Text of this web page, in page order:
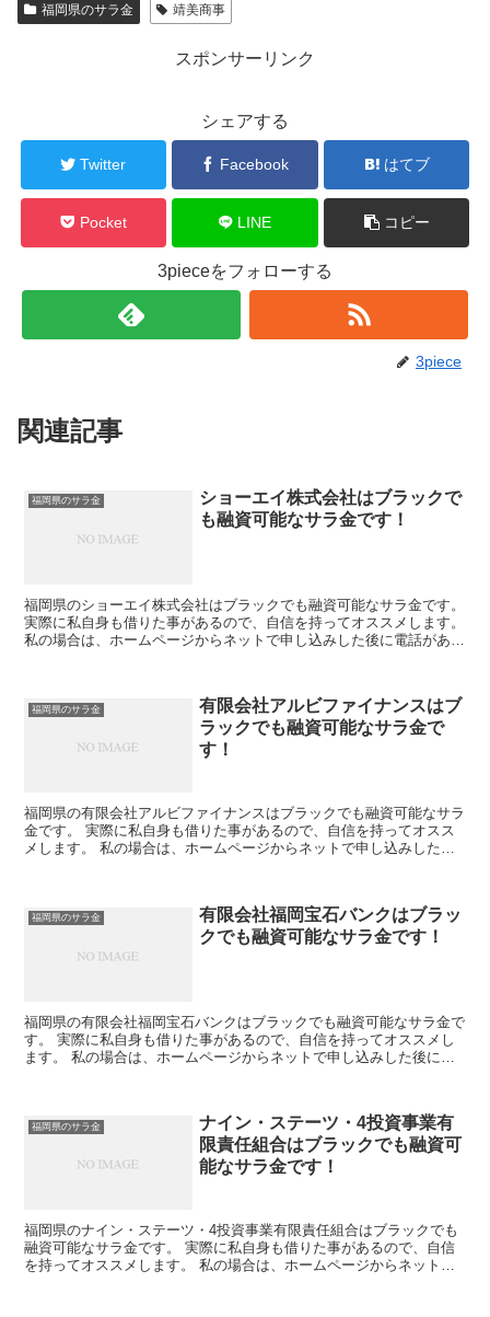
福岡県のサラ金 靖美商事
スポンサーリンク
シェアする
Twitter Facebook はてブ
Pocket LINE コピー
3pieceをフォローする
3piece
関連記事
福岡県のサラ金
ショーエイ株式会社はブラックで
も融資可能なサラ金です！
福岡県のショーエイ株式会社はブラックでも融資可能なサラ金です。
実際に私自身も借りた事があるので、自信を持ってオススメします。
私の場合は、ホームページからネットで申し込みした後に電話があ
福岡県のサラ金
有限会社アルビファイナンスはブ
ラックでも融資可能なサラ金で
す！
福岡県の有限会社アルビファイナンスはブラックでも融資可能なサラ
金です。 実際に私自身も借りた事があるので、自信を持ってオスス
メします。 私の場合は、ホームページからネットで申し込みした後
福岡県のサラ金
有限会社福岡宝石バンクはブラッ
クでも融資可能なサラ金です！
福岡県の有限会社福岡宝石バンクはブラックでも融資可能なサラ金で
す。 実際に私自身も借りた事があるので、自信を持ってオススメし
ます。 私の場合は、ホームページからネットで申し込みした後に電
福岡県のサラ金
ナイン・ステーツ・4投資事業有
限責任組合はブラックでも融資可
能なサラ金です！
福岡県のナイン・ステーツ・4投資事業有限責任組合はブラックでも
融資可能なサラ金です。 実際に私自身も借りた事があるので、自信
を持ってオススメします。 私の場合は、ホームページからネットで